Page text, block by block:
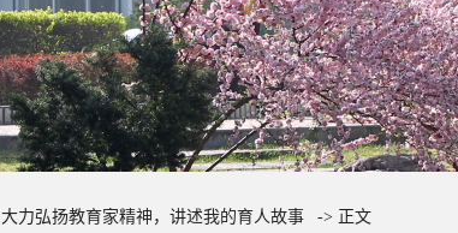
大力弘扬教育家精神，讲述我的育人故事 -> 正文